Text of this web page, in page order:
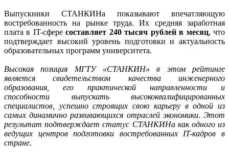
Выпускники СТАНКИНа показывают впечатляющую
востребованность на рынке труда. Их средняя заработная
плата в IT-сфересоставляет 240 тысяч рублей в месяц, что
подтверждает высокий уровень подготовки и актуальность
образовательных программ университета.
Высокая позиция МГТУ «СТАНКИН» в этом рейтинге
является свидетельством качества инженерного
образования, его практической направленности и
способности выпускать высококвалифицированных
специалистов, успешно строящих свою карьеру в одной из
самых динамично развивающихся отраслей экономики. Этот
результат подтверждает статус СТАНКИНа как одного из
ведущих центров подготовки востребованных IT-кадров в
стране.